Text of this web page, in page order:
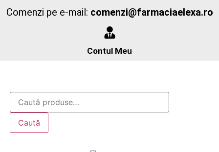
Comenzi pe e-mail: comenzi@farmaciaelexa.ro
Contul Meu
Caută